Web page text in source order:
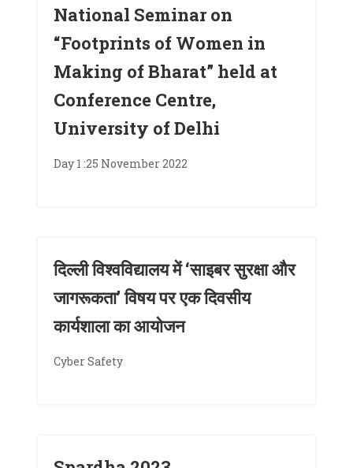
National Seminar on
“Footprints of Women in
Making of Bharat” held at
Conference Centre,
University of Delhi
Day 1 :25 November 2022
दिल्ली विश्वविद्यालय में ‘साइबर सुरक्षा और
जागरूकता’ विषय पर एक दिवसीय
कार्यशाला का आयोजन
Cyber Safety